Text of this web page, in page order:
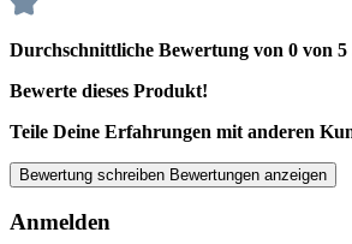
Durchschnittliche Bewertung von 0 von 5
Bewerte dieses Produkt!
Teile Deine Erfahrungen mit anderen
Bewertung schreiben Bewertungen anzeigen
Anmelden